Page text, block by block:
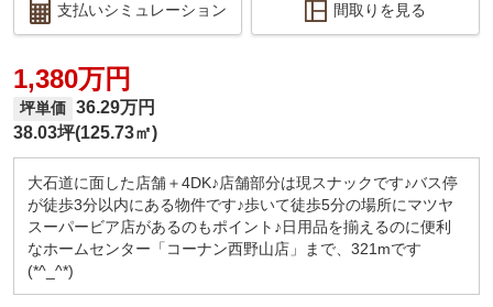
支払いシミュレーション 間取りを見る
1,380万円
坪単価 36.29万円
38.03坪(125.73㎡)
大石道に面した店舗＋4DK♪店舗部分は現スナックです♪バス停
が徒歩3分以内にある物件です♪歩いて徒歩5分の場所にマツヤ
スーパービア店があるのもポイント♪日用品を揃えるのに便利
なホームセンター「コーナン西野山店」まで、321mです
(*^_^*)